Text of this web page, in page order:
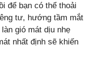
để bạn có thể thoải
tư, hướng tầm mắt
gió mát dịu nhẹ
nhất định sẽ khiến